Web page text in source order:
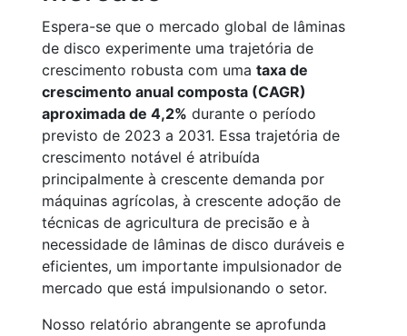
Espera-se que o mercado global de lâminas
de disco experimente uma trajetória de
crescimento robusta com uma taxa de
crescimento anual composta (CAGR)
aproximada de 4,2% durante o período
previsto de 2023 a 2031. Essa trajetória de
crescimento notável é atribuída
principalmente à crescente demanda por
máquinas agrícolas, à crescente adoção de
técnicas de agricultura de precisão e à
necessidade de lâminas de disco duráveis e
eficientes, um importante impulsionador de
mercado que está impulsionando o setor.
Nosso relatório abrangente se aprofunda